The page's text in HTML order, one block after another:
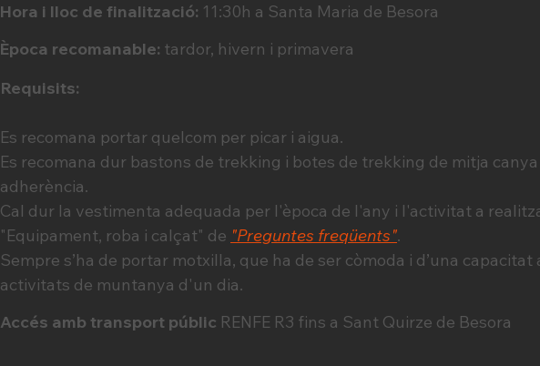
Hora i lloc de finalització: 11:30h a Santa Maria de Besora
Època recomanable: tardor, hivern i primavera
Requisits:
Es recomana portar quelcom per picar i aigua.
Es recomana dur bastons de trekking i botes de trekking de mitja
adherència.
Cal dur la vestimenta adequada per l'època de l'any i l'activitat a
"Equipament, roba i calçat" de "Preguntes freqüents".
Sempre s’ha de portar motxilla, que ha de ser còmoda i d’una capacitat
activitats de muntanya d'un dia.
Accés amb transport públic RENFE R3 fins a Sant Quirze de Besora